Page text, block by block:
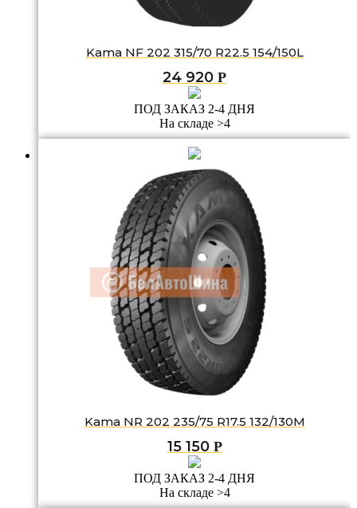
Kama NF 202 315/70 R22.5 154/150L
24 920 Р
ПОД ЗАКАЗ 2-4 ДНЯ
На складе >4
Kama NR 202 235/75 R17.5 132/130M
15 150 Р
ПОД ЗАКАЗ 2-4 ДНЯ
На складе >4